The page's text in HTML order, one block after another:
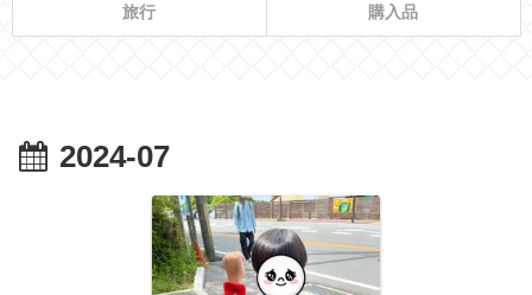
旅行 購入品
2024-07